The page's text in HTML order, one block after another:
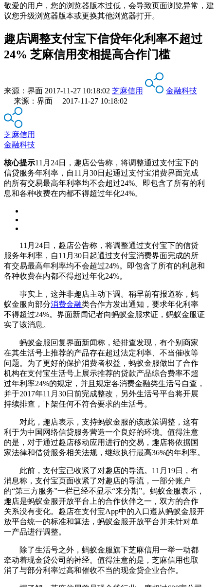
敬爱的用户，您的浏览器版本过低，会导致页面浏览异常，建
议您升级浏览器版本或更换其他浏览器打开。
趣店调整支付宝下信贷年化利率不超过
24% 芝麻信用变相提高合作门槛
来源： 界面 2017-11-27 10:18:02 芝麻信用
金融科技
来源：界面 2017-11-27 10:18:02
芝麻信用
金融科技
核心提示11月24日，趣店公告称，将调整通过支付宝下的
信贷服务年利率，自11月30日起通过支付宝消费界面完成
的所有交易最高年利率均不会超过24%。即包含了所有的利
息和各种收费在内都不得超过年化24%。
11月24日，趣店公告称，将调整通过支付宝下的信贷
服务年利率，自11月30日起通过支付宝消费界面完成的所
有交易最高年利率均不会超过24%。即包含了所有的利息和
各种收费在内都不得超过年化24%。
事实上，这并非趣店主动下调。稍早前有报道称，蚂
蚁金服向部分消费金融类合作方发出通知，要求年化利率
不得超过24%。界面新闻记者向蚂蚁金服求证，蚂蚁金服证
实了该消息。
蚂蚁金服回复界面新闻称，经排查发现，有个别商家
在其生活号上推荐的产品存在超过法定利率、不当催收等
问题。为了更好的保护消费者权益，蚂蚁金服做出了合作
机构在支付宝生活号上展示推荐的贷款产品综合费率不超
过年利率24%的规定，并且规定各消费金融类生活号自查，
并于2017年11月30日前完成整改，另外生活号平台将开展
持续排查，下架任何不符合要求的生活号。
对此，趣店表示，支持蚂蚁金服的该政策调整，这有
利于为中国网络信贷服务营造一个良好的环境。值得注意
的是，对于通过趣店移动应用进行的交易，趣店将依据国
家法律和借贷服务相关法规，继续执行最高36%的年利率。
此前，支付宝已收紧了对趣店的导流。11月19日，有
消息称，支付宝页面收紧了对趣店的导流，一部分账户
的“第三方服务”一栏已经不显示“来分期”。蚂蚁金服表示，
趣店是蚂蚁金服开放平台上的合作伙伴之一，双方的合作
关系没有变化。趣店在支付宝App中的入口遵从蚂蚁金服开
放平台统一的标准和算法，蚂蚁金服开放平台并未针对单
一产品进行调整。
除了生活号之外，蚂蚁金服旗下芝麻信用一举一动都
牵动着现金贷公司的神经。值得注意的是，芝麻信用也取
消了与部分利率过高和催收不当的现金贷企业合作。